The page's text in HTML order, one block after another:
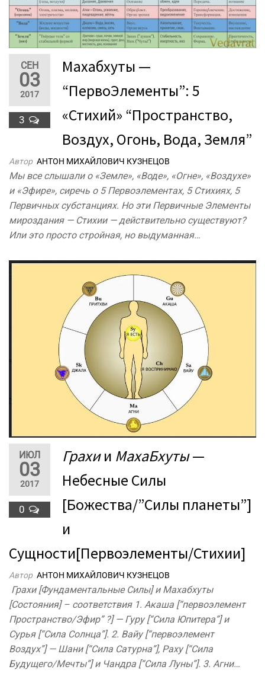
СЕН
03
2017
3
Махабхуты —
“ПервоЭлементы”: 5
«Стихий» “Пространство,
Воздух, Огонь, Вода, Земля”
Автор АНТОН МИХАЙЛОВИЧ КУЗНЕЦОВ
Мы все слышали о «Земле», «Воде», «Огне», «Воздухе»
и «Эфире», сиречь о 5 Первоэлементах, 5 Стихиях, 5
Первичных субстанциях. Но эти Первичные Элементы
мироздания — Стихии — действительно существуют?
Или это просто стройная, но выдуманная…
ИЮЛ
03
2017
0
Грахии МахаБхуты—
Небесные Силы
[Божества/”Силы планеты”]
и
Сущности[Первоэлементы/Стихии]
Автор АНТОН МИХАЙЛОВИЧ КУЗНЕЦОВ
Грахи [Фундаментальные Силы] и Махабхуты
[Состояния] – соответствия 1. Акаша [“первоэлемент
Пространство/Эфир” ?] — Гуру [“Сила Юпитера”] и
Сурья [“Сила Солнца”]. 2. Вайу [“первоэлемент
Воздух”] — Шани [“Сила Сатурна”], Раху [“Сила
Будущего/Мечты”] и Чандра [“Сила Луны”]. 3. Агни…